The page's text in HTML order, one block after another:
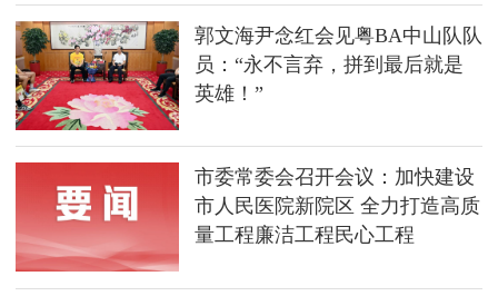
郭文海尹念红会见粤BA中山队队
员：“永不言弃，拼到最后就是
英雄！”
市委常委会召开会议：加快建设
市人民医院新院区 全力打造高质
量工程廉洁工程民心工程